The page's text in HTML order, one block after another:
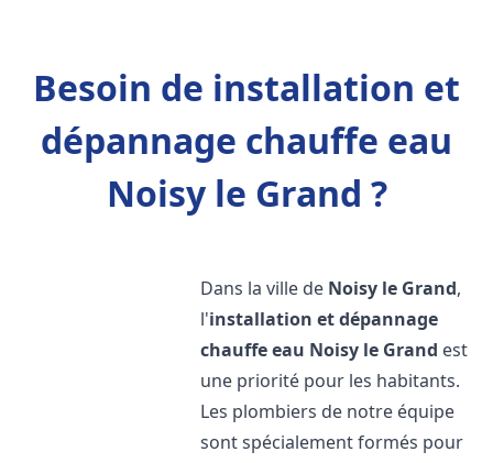
Besoin de installation et
dépannage chauffe eau
Noisy le Grand ?
Dans la ville de Noisy le Grand,
l'installation et dépannage
chauffe eau Noisy le Grand est
une priorité pour les habitants.
Les plombiers de notre équipe
sont spécialement formés pour